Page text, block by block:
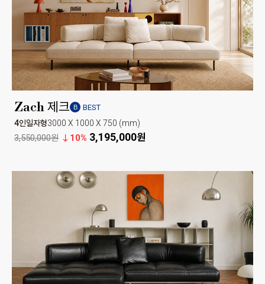
Zach 제크 B BEST
4인일자형3000 X 1000 X 750 (mm)
3,550,000원 10% 3,195,000원